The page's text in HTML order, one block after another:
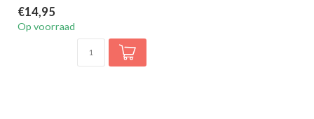
€14,95
Op voorraad